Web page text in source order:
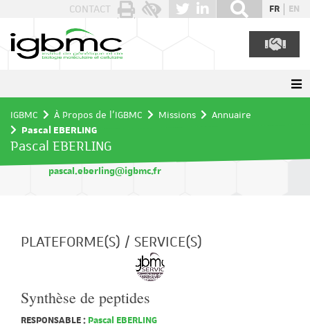
CONTACT FR EN
IGBMC À Propos de l'IGBMC Missions
Annuaire
Pascal EBERLING
Pascal EBERLING
pascal.eberling@igbmc.fr
PLATEFORME(S) / SERVICE(S)
Synthèse de peptides
RESPONSABLE : Pascal EBERLING
Panneau de gestion des cookies